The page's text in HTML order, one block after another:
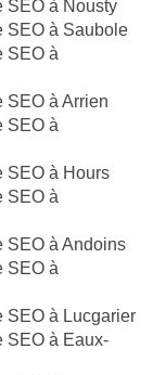
SEO à Nousty
SEO à Saubole
SEO à
SEO à Arrien
SEO à
SEO à Hours
SEO à
SEO à Andoins
SEO à
SEO à Lucgarier
SEO à Eaux-